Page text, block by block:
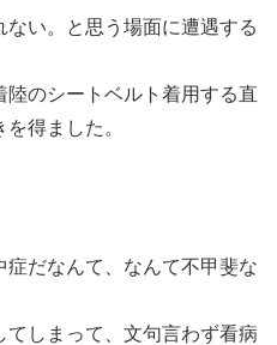
い。と思う場面に遭遇する
のシートベルト着用する直
得ました。
だなんて、なんて不甲斐な
しまって、文句言わず看病